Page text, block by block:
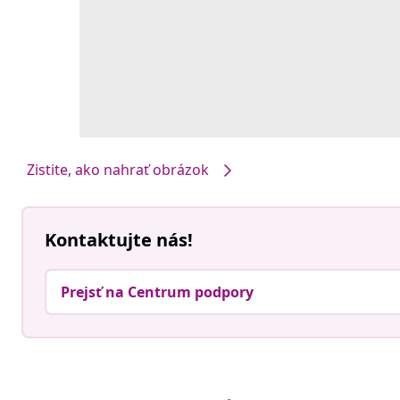
Zistite, ako nahrať obrázok
Kontaktujte nás!
Prejsť na Centrum podpory